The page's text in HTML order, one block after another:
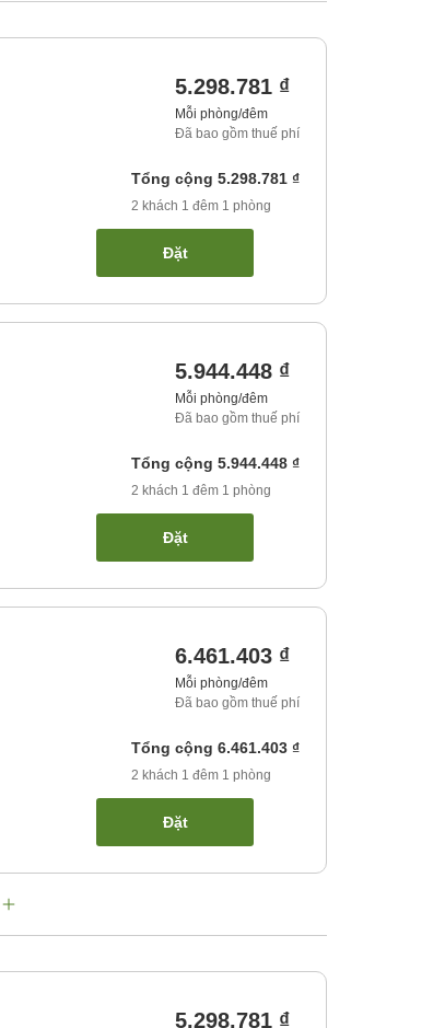
5.298.781 ₫
Mỗi phòng/đêm
Đã bao gồm thuế phí
Tổng cộng 5.298.781 ₫
2 khách 1 đêm 1 phòng
Đặt
5.944.448 ₫
Mỗi phòng/đêm
Đã bao gồm thuế phí
Tổng cộng 5.944.448 ₫
2 khách 1 đêm 1 phòng
Đặt
6.461.403 ₫
Mỗi phòng/đêm
Đã bao gồm thuế phí
Tổng cộng 6.461.403 ₫
2 khách 1 đêm 1 phòng
Đặt
5.298.781 ₫